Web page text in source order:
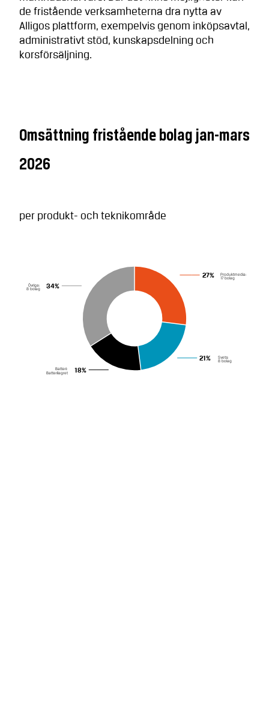
de fristående verksamheterna dra nytta av
Alligos plattform, exempelvis genom inköpsavtal,
administrativt stöd, kunskapsdelning och
korsförsäljning.
Omsättning fristående bolag jan-mars
2026
per produkt- och teknikområde
27% Produktmedia:
17 bolag
21% Svets:
8 bolag
18%
Batteri:
Batterilagret
34%
Övriga:
8 bolag